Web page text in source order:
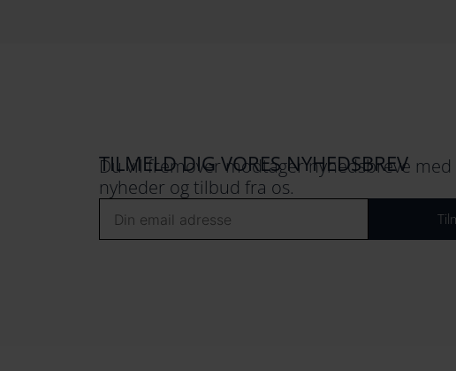
TILMELD DIG VORES NYHEDSBREV
Du vil fremover modtager nyhedsbreve
nyheder og tilbud fra os.
Email